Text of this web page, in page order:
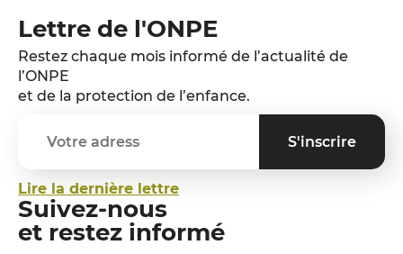
Lettre de l'ONPE
Restez chaque mois informé de l’actualité de
l’ONPE
et de la protection de l’enfance.
Lire la dernière lettre
Suivez-nous
et restez informé